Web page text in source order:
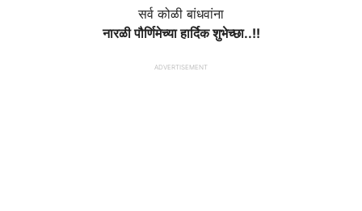
सर्व कोळी बांधवांना
नारळी पौर्णिमेच्या हार्दिक शुभेच्छा..!!
ADVERTISEMENT